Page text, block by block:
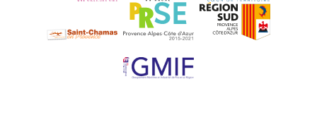
Saint-Chamas PRSE Région Sud